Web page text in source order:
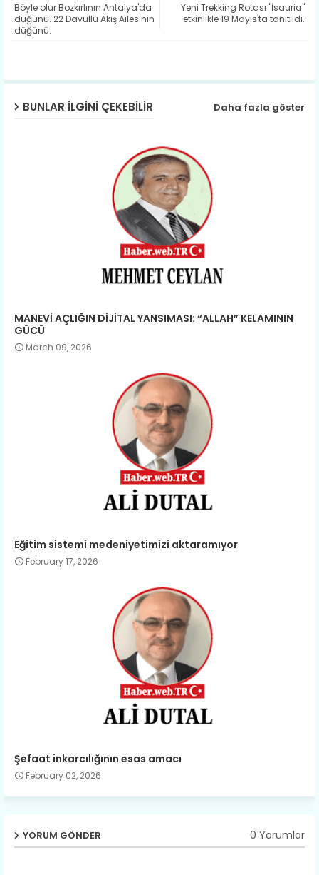
ter ats
Yeni Trekking Rotası "İsauria"
etkinlikle 19 Mayıs'ta tanıtıldı.
​Böyle olur Bozkırlının Antalya'da
düğünü. 22 Davullu Akış Ailesinin
düğünü.
BUNLAR ILGINI ÇEKEBILIR Daha fazla göster
MANEVİ AÇLIĞIN DİJİTAL YANSIMASI: “ALLAH” KELAMININ
GÜCÜ
March 09, 2026
Eğitim sistemi medeniyetimizi aktaramıyor
February 17, 2026
Şefaat inkarcılığının esas amacı
February 02, 2026
YORUM GÖNDER 0 Yorumlar